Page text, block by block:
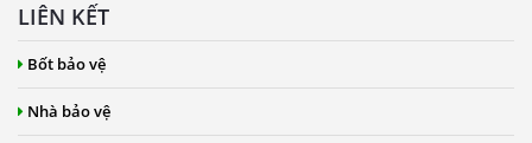
LIÊN KẾT
Bốt bảo vệ
Nhà bảo vệ